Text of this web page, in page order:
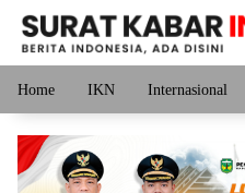
Langsung
konten
Home IKN Internasional